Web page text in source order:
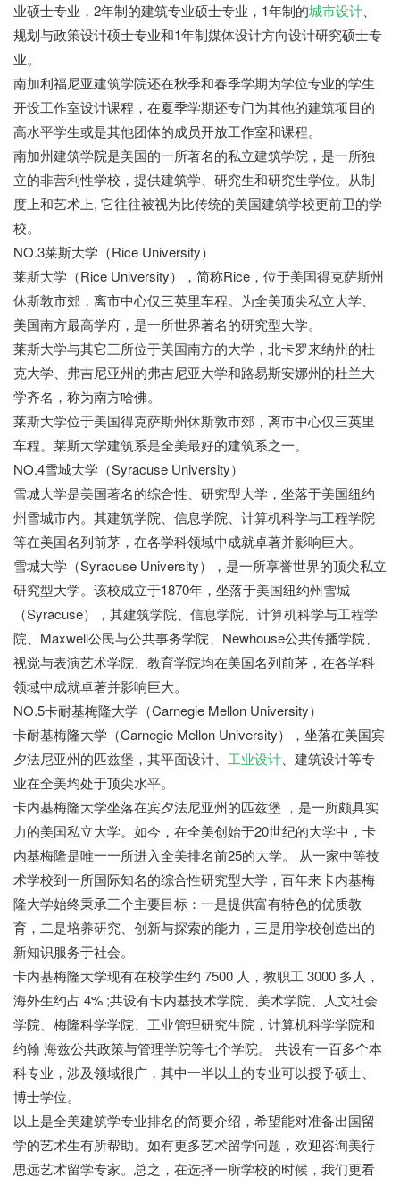
业硕士专业，2年制的建筑专业硕士专业，1年制的城市设计、
规划与政策设计硕士专业和1年制媒体设计方向设计研究硕士专
业。
南加利福尼亚建筑学院还在秋季和春季学期为学位专业的学生
开设工作室设计课程，在夏季学期还专门为其他的建筑项目的
高水平学生或是其他团体的成员开放工作室和课程。
南加州建筑学院是美国的一所著名的私立建筑学院，是一所独
立的非营利性学校，提供建筑学、研究生和研究生学位。从制
度上和艺术上, 它往往被视为比传统的美国建筑学校更前卫的学
校。
NO.3莱斯大学（Rice University）
莱斯大学（Rice University），简称Rice，位于美国得克萨斯州
休斯敦市郊，离市中心仅三英里车程。为全美顶尖私立大学、
美国南方最高学府，是一所世界著名的研究型大学。
莱斯大学与其它三所位于美国南方的大学，北卡罗来纳州的杜
克大学、弗吉尼亚州的弗吉尼亚大学和路易斯安娜州的杜兰大
学齐名，称为南方哈佛。
莱斯大学位于美国得克萨斯州休斯敦市郊，离市中心仅三英里
车程。莱斯大学建筑系是全美最好的建筑系之一。
NO.4雪城大学（Syracuse University）
雪城大学是美国著名的综合性、研究型大学，坐落于美国纽约
州雪城市内。其建筑学院、信息学院、计算机科学与工程学院
等在美国名列前茅，在各学科领域中成就卓著并影响巨大。
雪城大学（Syracuse University），是一所享誉世界的顶尖私立
研究型大学。该校成立于1870年，坐落于美国纽约州雪城
（Syracuse），其建筑学院、信息学院、计算机科学与工程学
院、Maxwell公民与公共事务学院、Newhouse公共传播学院、
视觉与表演艺术学院、教育学院均在美国名列前茅，在各学科
领域中成就卓著并影响巨大。
NO.5卡耐基梅隆大学（Carnegie Mellon University）
卡耐基梅隆大学（Carnegie Mellon University），坐落在美国宾
夕法尼亚州的匹兹堡，其平面设计、 工业设计、建筑设计等专
业在全美均处于顶尖水平。
卡内基梅隆大学坐落在宾夕法尼亚州的匹兹堡 ，是一所颇具实
力的美国私立大学。如今，在全美创始于20世纪的大学中，卡
内基梅隆是唯一一所进入全美排名前25的大学。 从一家中等技
术学校到一所国际知名的综合性研究型大学，百年来卡内基梅
隆大学始终秉承三个主要目标：一是提供富有特色的优质教
育，二是培养研究、创新与探索的能力，三是用学校创造出的
新知识服务于社会。
卡内基梅隆大学现有在校学生约 7500 人，教职工 3000 多人，
海外生约占 4% ;共设有卡内基技术学院、美术学院、人文社会
学院、梅隆科学学院、工业管理研究生院，计算机科学学院和
约翰 海兹公共政策与管理学院等七个学院。 共设有一百多个本
科专业，涉及领域很广，其中一半以上的专业可以授予硕士、
博士学位。
以上是全美建筑学专业排名的简要介绍，希望能对准备出国留
学的艺术生有所帮助。如有更多艺术留学问题，欢迎咨询美行
思远艺术留学专家。总之，在选择一所学校的时候，我们更看